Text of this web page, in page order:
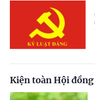
Kiện toàn Hội